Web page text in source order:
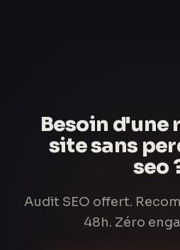
Besoin d'une
site sans
seo
Audit SEO offert.
48h. Zéro